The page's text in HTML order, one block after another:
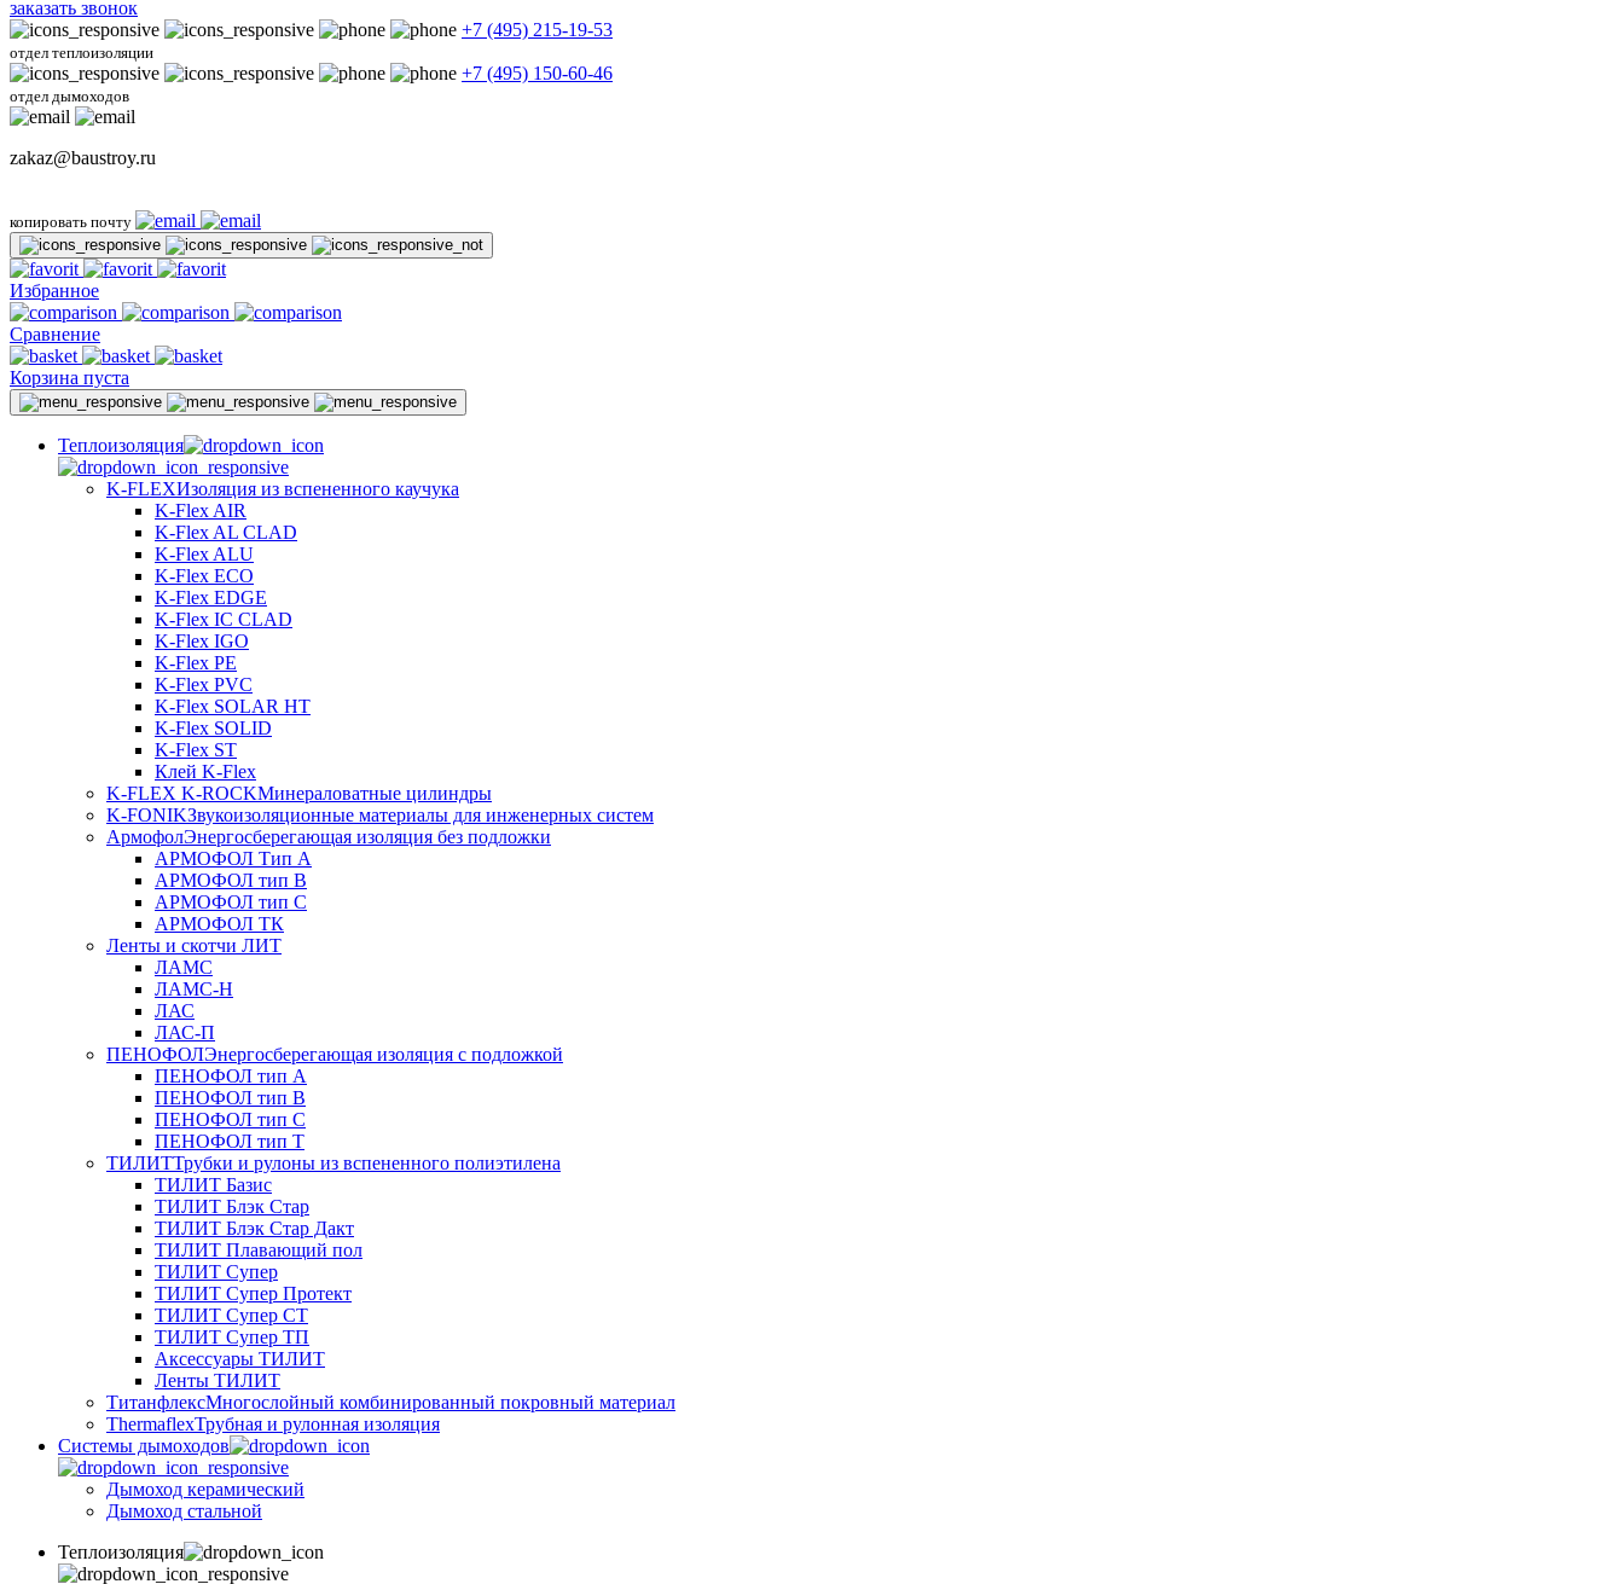
заказать звонок
+7 (495) 215-19-53
отдел теплоизоляции
+7 (495) 150-60-46
отдел дымоходов
zakaz@baustroy.ru
копировать почту
Избранное
Сравнение
Корзина пуста
Теплоизоляция
K-FLEXИзоляция из вспененного каучука
K-Flex AIR
K-Flex AL CLAD
K-Flex ALU
K-Flex ECO
K-Flex EDGE
K-Flex IC CLAD
K-Flex IGO
K-Flex PE
K-Flex PVC
K-Flex SOLAR HT
K-Flex SOLID
K-Flex ST
Клей K-Flex
K-FLEX K-ROCKМинераловатные цилиндры
K-FONIKЗвукоизоляционные материалы для инженерных систем
АрмофолЭнергосберегающая изоляция без подложки
АРМОФОЛ Тип А
АРМОФОЛ тип В
АРМОФОЛ тип C
АРМОФОЛ ТК
Ленты и скотчи ЛИТ
ЛАМС
ЛАМС-Н
ЛАС
ЛАС-П
ПЕНОФОЛЭнергосберегающая изоляция с подложкой
ПЕНОФОЛ тип А
ПЕНОФОЛ тип B
ПЕНОФОЛ тип C
ПЕНОФОЛ тип T
ТИЛИТТрубки и рулоны из вспененного полиэтилена
ТИЛИТ Базис
ТИЛИТ Блэк Стар
ТИЛИТ Блэк Стар Дакт
ТИЛИТ Плавающий пол
ТИЛИТ Супер
ТИЛИТ Супер Протект
ТИЛИТ Супер СТ
ТИЛИТ Супер ТП
Аксессуары ТИЛИТ
Ленты ТИЛИТ
ТитанфлексМногослойный комбинированный покровный материал
ThermaflexТрубная и рулонная изоляция
Cистемы дымоходов
Дымоход керамический
Дымоход стальной
Теплоизоляция